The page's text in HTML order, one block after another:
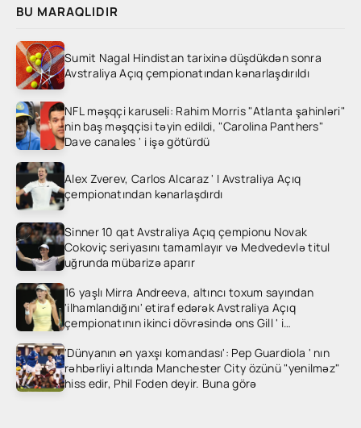
BU MARAQLIDIR
Sumit Nagal Hindistan tarixinə düşdükdən sonra
Avstraliya Açıq çempionatından kənarlaşdırıldı
NFL məşqçi karuseli: Rahim Morris "Atlanta şahinləri"
nin baş məşqçisi təyin edildi, "Carolina Panthers"
Dave canales ' i işə götürdü
Alex Zverev, Carlos Alcaraz ' I Avstraliya Açıq
çempionatından kənarlaşdırdı
Sinner 10 qat Avstraliya Açıq çempionu Novak
Cokoviç seriyasını tamamlayır və Medvedevlə titul
uğrunda mübarizə aparır
16 yaşlı Mirra Andreeva, altıncı toxum sayından
'ilhamlandığını' etiraf edərək Avstraliya Açıq
çempionatının ikinci dövrəsində ons Gill ' i
'Dünyanın ən yaxşı komandası': Pep Guardiola ' nın
rəhbərliyi altında Manchester City özünü "yenilməz"
hiss edir, Phil Foden deyir. Buna görə